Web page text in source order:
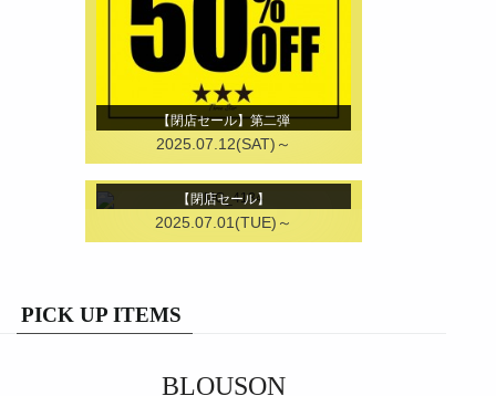
【閉店セール】第二弾
2025.07.12(SAT)～
【閉店セール】
2025.07.01(TUE)～
PICK UP ITEMS
BLOUSON